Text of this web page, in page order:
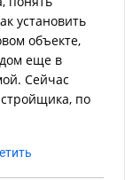
установить
объекте,
дом еще в
Сейчас
по